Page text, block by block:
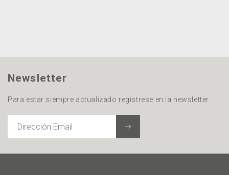
Newsletter
Para estar siempre actualizado regístrese en la newsletter
EMAIL